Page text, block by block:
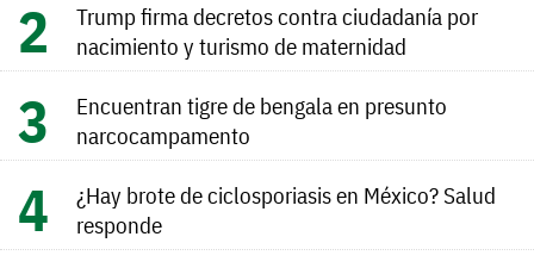
Trump firma decretos contra ciudadanía por
nacimiento y turismo de maternidad
Encuentran tigre de bengala en presunto
narcocampamento
¿Hay brote de ciclosporiasis en México? Salud
responde